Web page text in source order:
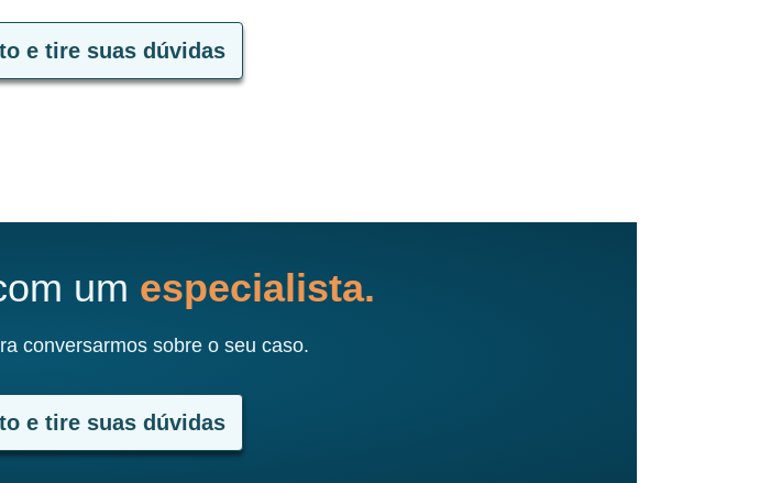
e tire suas dúvidas
um especialista.
conversarmos sobre o seu caso.
e tire suas dúvidas